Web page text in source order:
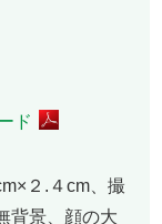
ド
２.４cm、撮
背景、顔の大